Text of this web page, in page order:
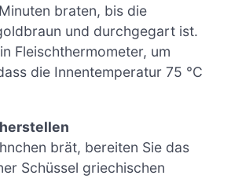
braten, bis die
und durchgegart ist.
Fleischthermometer, um
die Innentemperatur 75 °C
brät, bereiten Sie das
Schüssel griechischen